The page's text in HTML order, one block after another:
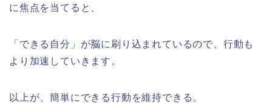
に焦点を当てると、
「できる自分」が脳に刷り込まれているので、行動も
より加速していきます。
以上が、簡単にできる行動を維持できる。